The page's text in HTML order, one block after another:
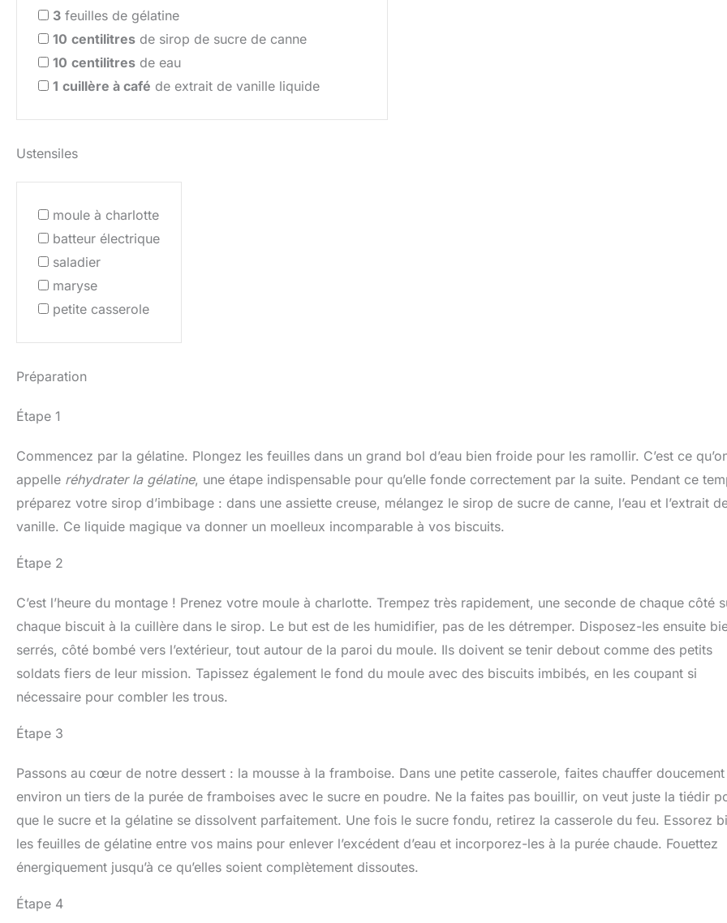
3 feuilles de gélatine
10 centilitres de sirop de sucre de canne
10 centilitres de eau
1 cuillère à café de extrait de vanille liquide
Ustensiles
moule à charlotte
batteur électrique
saladier
maryse
petite casserole
Préparation
Étape 1
Commencez par la gélatine. Plongez les feuilles dans un grand bol d’eau bien froide pour les ramollir. C’est ce
appelle réhydrater la gélatine, une étape indispensable pour qu’elle fonde correctement par la suite. Pendant ce
préparez votre sirop d’imbibage : dans une assiette creuse, mélangez le sirop de sucre de canne, l’eau et l’extrait
vanille. Ce liquide magique va donner un moelleux incomparable à vos biscuits.
Étape 2
C’est l’heure du montage ! Prenez votre moule à charlotte. Trempez très rapidement, une seconde de chaque côté
chaque biscuit à la cuillère dans le sirop. Le but est de les humidifier, pas de les détremper. Disposez-les ensuite
serrés, côté bombé vers l’extérieur, tout autour de la paroi du moule. Ils doivent se tenir debout comme des petits
soldats fiers de leur mission. Tapissez également le fond du moule avec des biscuits imbibés, en les coupant si
nécessaire pour combler les trous.
Étape 3
Passons au cœur de notre dessert : la mousse à la framboise. Dans une petite casserole, faites chauffer doucement
environ un tiers de la purée de framboises avec le sucre en poudre. Ne la faites pas bouillir, on veut juste la tiédir
que le sucre et la gélatine se dissolvent parfaitement. Une fois le sucre fondu, retirez la casserole du feu. Essorez
les feuilles de gélatine entre vos mains pour enlever l’excédent d’eau et incorporez-les à la purée chaude. Fouettez
énergiquement jusqu’à ce qu’elles soient complètement dissoutes.
Étape 4